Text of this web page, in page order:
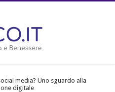
media? Uno sguardo alla
digitale